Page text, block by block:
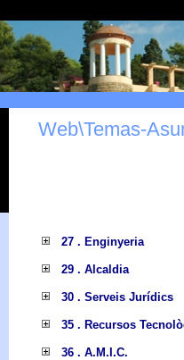
Web\Temas-
27 . Enginyeria
29 . Alcaldia
30 . Serveis Jurídics
35 . Recursos
36 . A.M.I.C.